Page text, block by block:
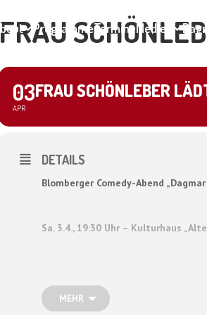
About ProgrammeTermineMedien
FRAU
03
APR
FRAU SCHÖNLEBER
DETAILS
Blomberger Comedy-Abend
Sa. 3.4., 19:30 Uhr – Kulturhaus
verschlägt es sie immer wieder in die
Klavierkabarett und der Stand Upper,
MEHR